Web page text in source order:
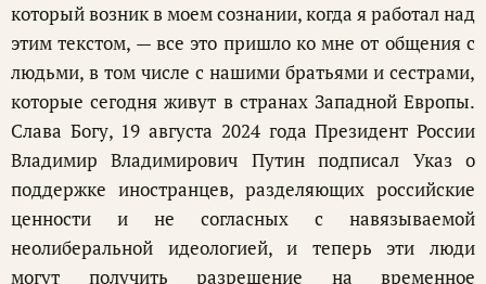
который возник в моем сознании, когда я работал над
этим текстом, — все это пришло ко мне от общения с
людьми, в том числе с нашими братьями и сестрами,
которые сегодня живут в странах Западной Европы.
Слава Богу, 19 августа 2024 года Президент России
Владимир Владимирович Путин подписал Указ о
поддержке иностранцев, разделяющих российские
ценности и не согласных с навязываемой
неолиберальной идеологией, и теперь эти люди
могут получить разрешение на временное